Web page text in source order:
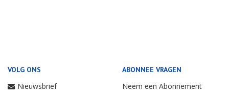
VOLG ONS
Nieuwsbrief
ABONNEE VRAGEN
Neem een Abonnement